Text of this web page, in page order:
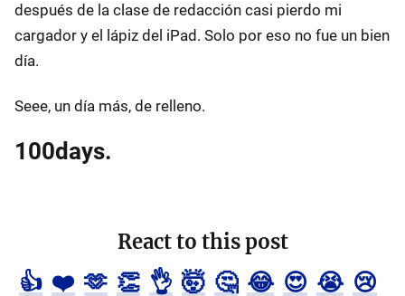
después de la clase de redacción casi pierdo mi
cargador y el lápiz del iPad. Solo por eso no fue un bien
día.
Seee, un día más, de relleno.
100days.
React to this post
👍 ❤️ 🫶 👏 👌 🤯 🤔 😂 😍 😭 😢